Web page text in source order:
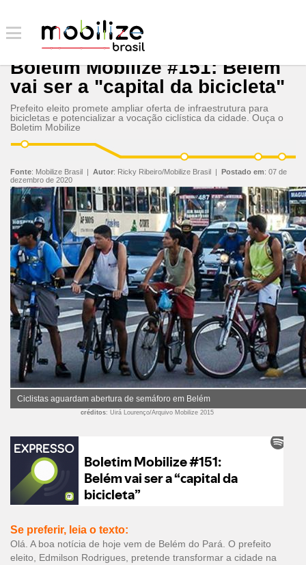
Boletim Mobilize #151: Belém
vai ser a "capital da bicicleta"
Prefeito eleito promete ampliar oferta de infraestrutura para
bicicletas e potencializar a vocação ciclística da cidade. Ouça o
Boletim Mobilize
Fonte: Mobilize Brasil | Autor: Ricky Ribeiro/Mobilize Brasil | Postado em: 07 de
dezembro de 2020
Ciclistas aguardam abertura de semáforo em Belém
créditos: Uirá Lourenço/Arquivo Mobilize 2015
Se preferir, leia o texto:
Olá. A boa notícia de hoje vem de Belém do Pará. O prefeito
eleito, Edmilson Rodrigues, pretende transformar a cidade na